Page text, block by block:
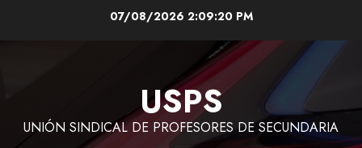
07/08/2026 2:09:22 PM
USPS
UNIÓN SINDICAL DE PROFESORES DE SECUNDARIA